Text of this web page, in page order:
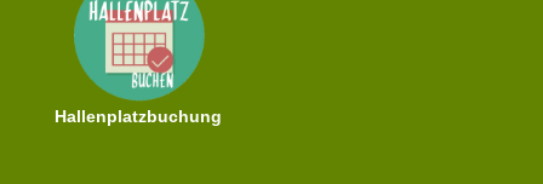
Hallenplatzbuchung